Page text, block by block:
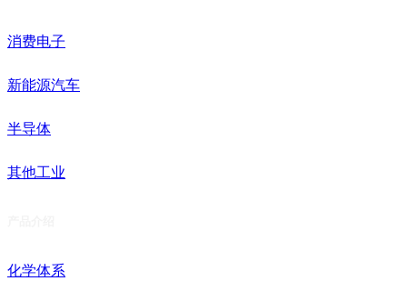
消费电子
新能源汽车
半导体
其他工业
化学体系